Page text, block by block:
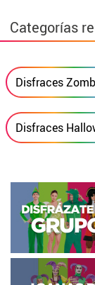
Categorías
Disfraces
Disfraces